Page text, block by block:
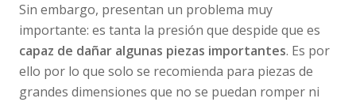
Sin embargo, presentan un problema muy
importante: es tanta la presión que despide que es
capaz de dañar algunas piezas importantes. Es por
ello por lo que solo se recomienda para piezas de
grandes dimensiones que no se puedan romper ni